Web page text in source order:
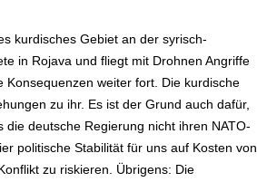
kurdisches Gebiet an der syrisch-
in Rojava und fliegt mit Drohnen Angriffe
weiter fort. Die kurdische
zu ihr. Es ist der Grund auch dafür,
deutsche Regierung nicht ihren NATO-
politische Stabilität für uns auf Kosten von
zu riskieren. Übrigens: Die